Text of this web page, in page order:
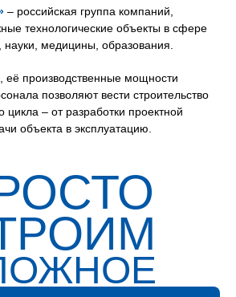
– российская группа компаний,
технологические объекты в сфере
науки, медицины, образования.
её производственные мощности
позволяют вести строительство
цикла – от разработки проектной
объекта в эксплуатацию.